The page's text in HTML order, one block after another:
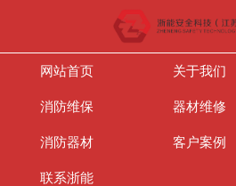
网站首页 关于我们
消防维保 器材维修
消防器材 客户案例
联系浙能